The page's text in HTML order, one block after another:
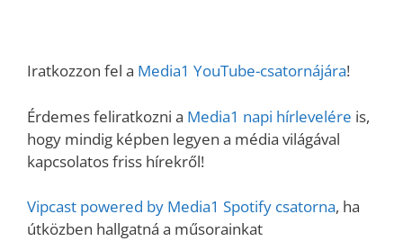
Iratkozzon fel a Media1 YouTube-csatornájára!
Érdemes feliratkozni a Media1 napi hírlevelére is,
hogy mindig képben legyen a média világával
kapcsolatos friss hírekről!
Vipcast powered by Media1 Spotify csatorna, ha
útközben hallgatná a műsorainkat